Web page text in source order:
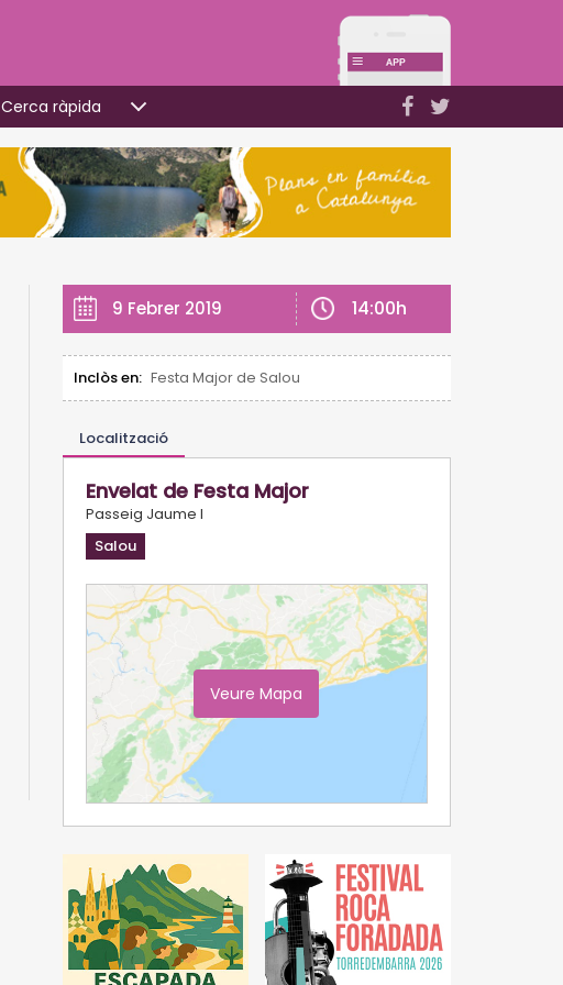
Cerca ràpida
9 Febrer 2019 14:00h
Inclòs en: Festa Major de Salou
Localització
Envelat de Festa Major
Passeig Jaume I
Salou
Veure Mapa